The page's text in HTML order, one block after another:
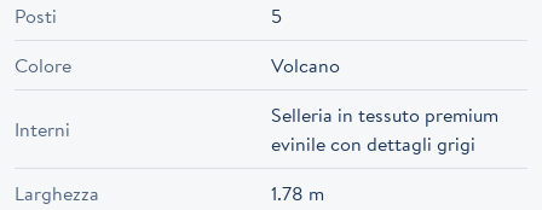
Posti
5
Colore
Volcano
Interni
Selleria in tessuto premium
evinile con dettagli grigi
Larghezza
1.78 m